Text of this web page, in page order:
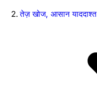
तेज़ खोज, आसान याददाश्त